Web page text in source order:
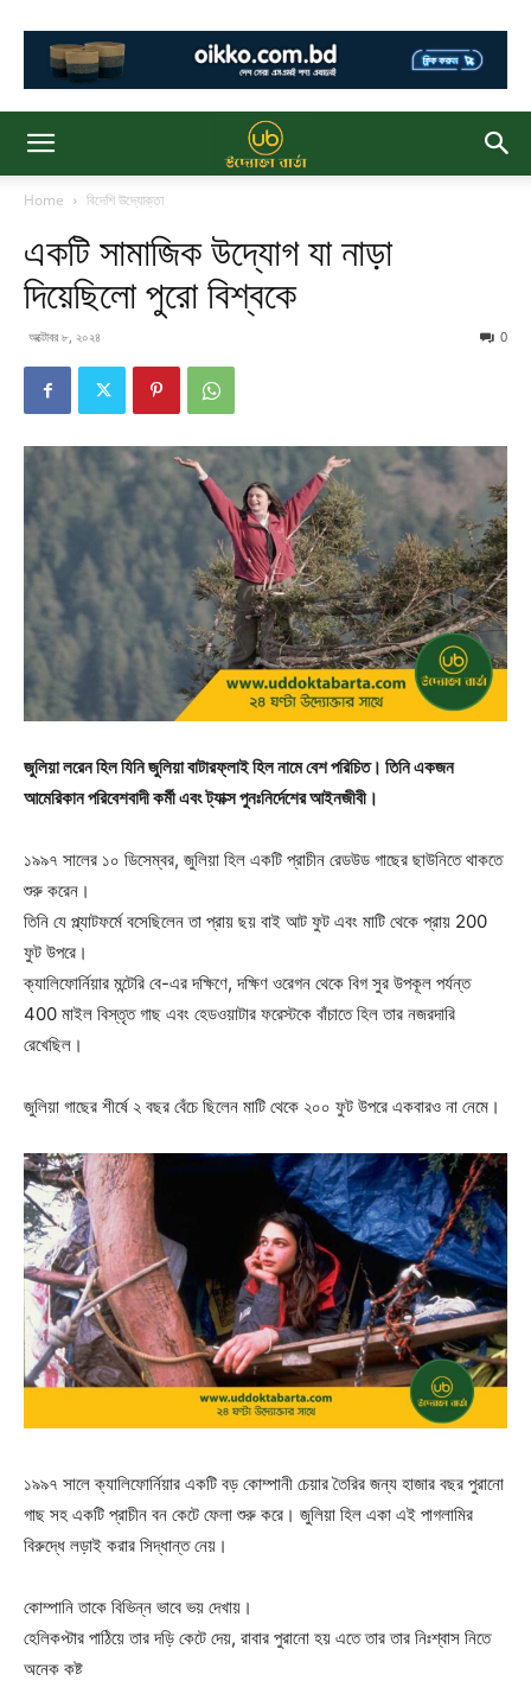
Home বিদেশি উদ্যোক্তা
একটি সামাজিক উদ্যোগ যা নাড়া
দিয়েছিলো পুরো বিশ্বকে
অক্টোবর ৮, ২০২৪ 0
জুলিয়া লরেন হিল যিনি জুলিয়া বাটারফ্লাই হিল নামে বেশ পরিচিত। তিনি একজন
আমেরিকান পরিবেশবাদী কর্মী এবং ট্যাক্স পুনঃনির্দেশের আইনজীবী।
১৯৯৭ সালের ১০ ডিসেম্বর, জুলিয়া হিল একটি প্রাচীন রেডউড গাছের ছাউনিতে থাকতে
শুরু করেন।
তিনি যে প্ল্যাটফর্মে বসেছিলেন তা প্রায় ছয় বাই আট ফুট এবং মাটি থেকে প্রায় 200
ফুট উপরে।
ক্যালিফোর্নিয়ার মন্টেরি বে-এর দক্ষিণে, দক্ষিণ ওরেগন থেকে বিগ সুর উপকূল পর্যন্ত
400 মাইল বিস্তৃত গাছ এবং হেডওয়াটার ফরেস্টকে বাঁচাতে হিল তার নজরদারি
রেখেছিল।
জুলিয়া গাছের শীর্ষে ২ বছর বেঁচে ছিলেন মাটি থেকে ২০০ ফুট উপরে একবারও না নেমে।
১৯৯৭ সালে ক্যালিফোর্নিয়ার একটি বড় কোম্পানী চেয়ার তৈরির জন্য হাজার বছর পুরানো
গাছ সহ একটি প্রাচীন বন কেটে ফেলা শুরু করে। জুলিয়া হিল একা এই পাগলামির
বিরুদ্ধে লড়াই করার সিদ্ধান্ত নেয়।
কোম্পানি তাকে বিভিন্ন ভাবে ভয় দেখায়।
হেলিকপ্টার পাঠিয়ে তার দড়ি কেটে দেয়, রাবার পুরানো হয় এতে তার তার নিঃশ্বাস নিতে
অনেক কষ্ট